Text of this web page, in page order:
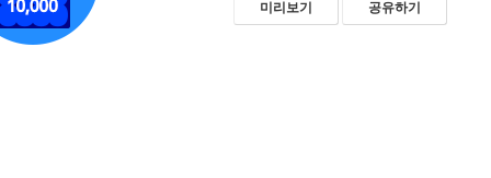
미리보기 공유하기